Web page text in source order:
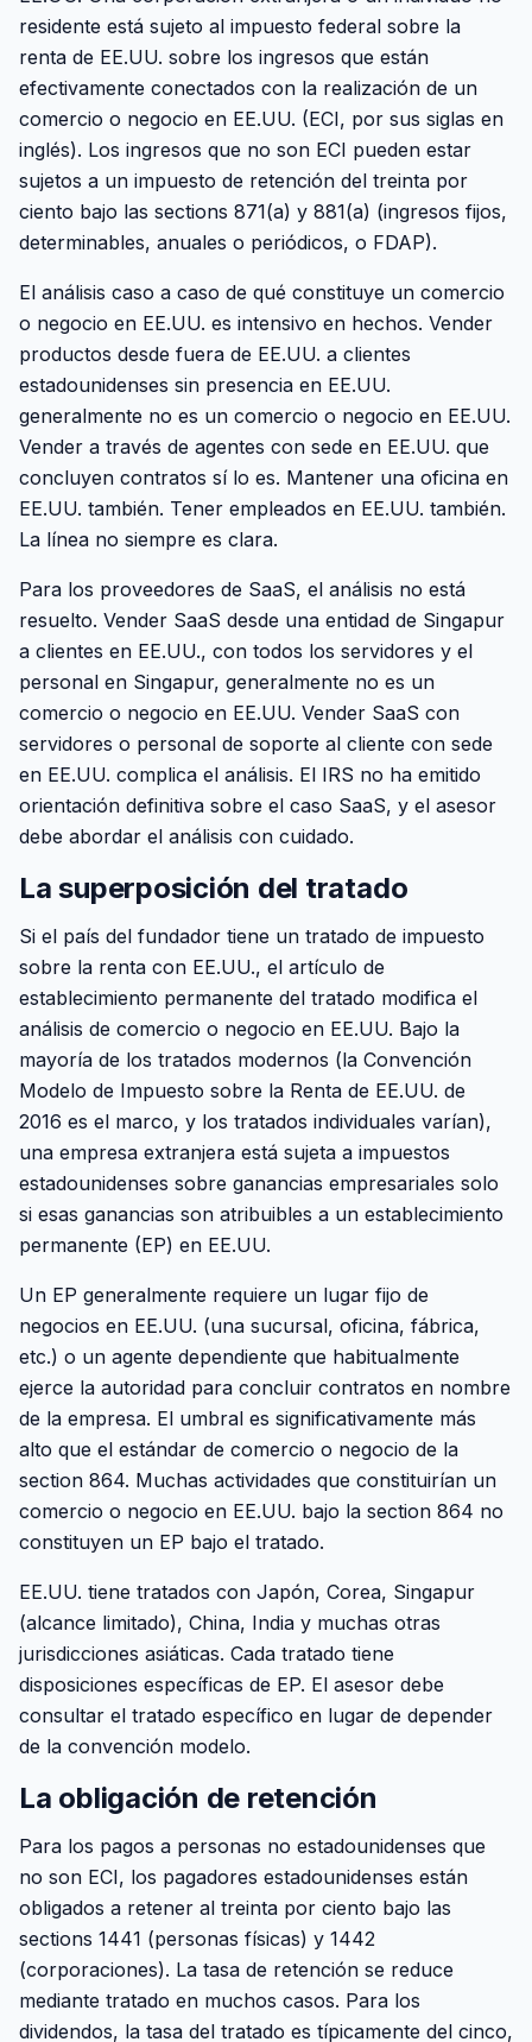
residente está sujeto al impuesto federal sobre la
renta de EE.UU. sobre los ingresos que están
efectivamente conectados con la realización de un
comercio o negocio en EE.UU. (ECI, por sus siglas en
inglés). Los ingresos que no son ECI pueden estar
sujetos a un impuesto de retención del treinta por
ciento bajo las sections 871(a) y 881(a) (ingresos fijos,
determinables, anuales o periódicos, o FDAP).
El análisis caso a caso de qué constituye un comercio
o negocio en EE.UU. es intensivo en hechos. Vender
productos desde fuera de EE.UU. a clientes
estadounidenses sin presencia en EE.UU.
generalmente no es un comercio o negocio en EE.UU.
Vender a través de agentes con sede en EE.UU. que
concluyen contratos sí lo es. Mantener una oficina en
EE.UU. también. Tener empleados en EE.UU. también.
La línea no siempre es clara.
Para los proveedores de SaaS, el análisis no está
resuelto. Vender SaaS desde una entidad de Singapur
a clientes en EE.UU., con todos los servidores y el
personal en Singapur, generalmente no es un
comercio o negocio en EE.UU. Vender SaaS con
servidores o personal de soporte al cliente con sede
en EE.UU. complica el análisis. El IRS no ha emitido
orientación definitiva sobre el caso SaaS, y el asesor
debe abordar el análisis con cuidado.
La superposición del tratado
Si el país del fundador tiene un tratado de impuesto
sobre la renta con EE.UU., el artículo de
establecimiento permanente del tratado modifica el
análisis de comercio o negocio en EE.UU. Bajo la
mayoría de los tratados modernos (la Convención
Modelo de Impuesto sobre la Renta de EE.UU. de
2016 es el marco, y los tratados individuales varían),
una empresa extranjera está sujeta a impuestos
estadounidenses sobre ganancias empresariales solo
si esas ganancias son atribuibles a un establecimiento
permanente (EP) en EE.UU.
Un EP generalmente requiere un lugar fijo de
negocios en EE.UU. (una sucursal, oficina, fábrica,
etc.) o un agente dependiente que habitualmente
ejerce la autoridad para concluir contratos en nombre
de la empresa. El umbral es significativamente más
alto que el estándar de comercio o negocio de la
section 864. Muchas actividades que constituirían un
comercio o negocio en EE.UU. bajo la section 864 no
constituyen un EP bajo el tratado.
EE.UU. tiene tratados con Japón, Corea, Singapur
(alcance limitado), China, India y muchas otras
jurisdicciones asiáticas. Cada tratado tiene
disposiciones específicas de EP. El asesor debe
consultar el tratado específico en lugar de depender
de la convención modelo.
La obligación de retención
Para los pagos a personas no estadounidenses que
no son ECI, los pagadores estadounidenses están
obligados a retener al treinta por ciento bajo las
sections 1441 (personas físicas) y 1442
(corporaciones). La tasa de retención se reduce
mediante tratado en muchos casos. Para los
dividendos, la tasa del tratado es típicamente del cinco,